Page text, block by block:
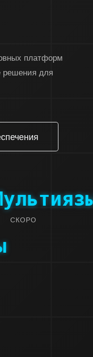
платформ
решения для
СКОРО